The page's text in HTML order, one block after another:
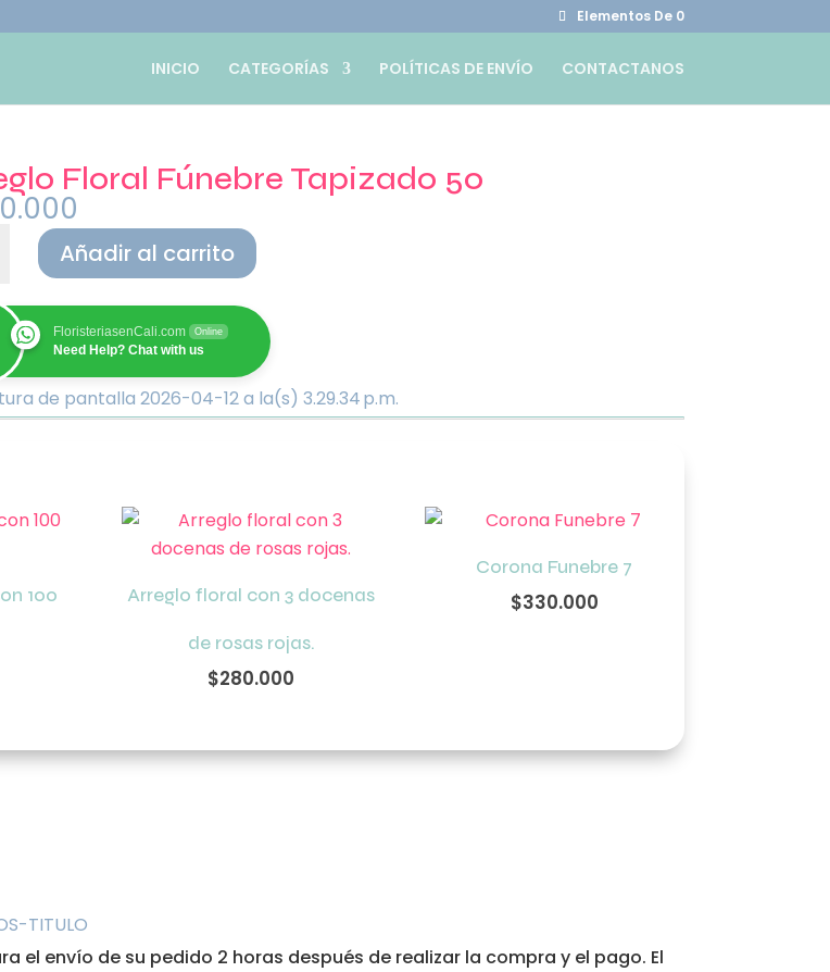
Elementos De 0
INICIO CATEGORÍAS POLÍTICAS DE ENVÍO CONTACTANOS
Floral Fúnebre Tapizado 50
Añadir al carrito
FloristeriasenCali.com Online
Need Help? Chat with us
100 Arreglo floral con 3 docenas
de rosas rojas.
$280.000
Corona Funebre 7
$330.000
el envío de su pedido 2 horas después de realizar la compra y el pago. El